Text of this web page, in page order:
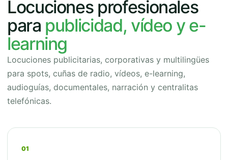
Locuciones profesionales
para publicidad, vídeo y e-
learning
Locuciones publicitarias, corporativas y multilingües
para spots, cuñas de radio, vídeos, e-learning,
audioguías, documentales, narración y centralitas
telefónicas.
01